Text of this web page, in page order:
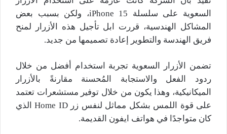
السعوية على سلسلة iPhone 15، ولكن بسبب بعض
المشاكل الهندسية، قررت ابل تأجيل هذه الأزرار لمنح
فريق الهندسة والتطوير إعادة تصميمها من جديد.
تضمن الأزرار السعوية تجربة استخدام أفضل من خلال
ردود الفعل والاستجابة المُحسنة مقارنةً بالأزرار
الميكانيكية، وهذا يكون من خلال توفير مستشعرات تعتمد
على قوة اللمس بشكل مماثل لنفس زر Home ID الذي
كان متواجدًا في هواتف ايفون القديمة.